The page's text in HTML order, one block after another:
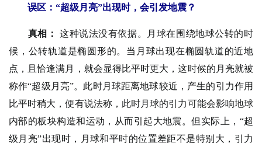
误区：“超级月亮”出现时，会引发地震？
真相：
这种说法没有依据。月球在围绕地球公转的时
候，公转轨道是椭圆形的。当月球出现在椭圆轨道的近地
点，且恰逢满月，就会显得比平时更大，这时候的月亮就被
称作“超级月亮”。此时月球距离地球较近，产生的引力作用
比平时稍大，便有说法称，此时月球的引力可能会影响地球
内部的板块构造和运动，从而引起大地震。但实际上，“超
级月亮”出现时，月球和平时的位置差距不是特别大，引力